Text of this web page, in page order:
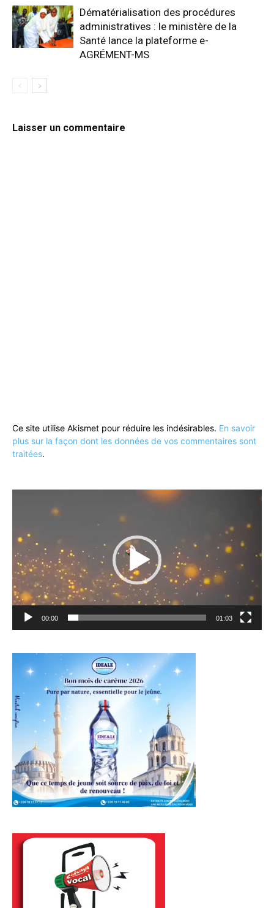
Dématérialisation des procédures
administratives : le ministère de la
Santé lance la plateforme e-
AGRÉMENT-MS
Laisser un commentaire
Ce site utilise Akismet pour réduire les indésirables. En savoir
plus sur la façon dont les données de vos commentaires sont
traitées.
00:00 01:03